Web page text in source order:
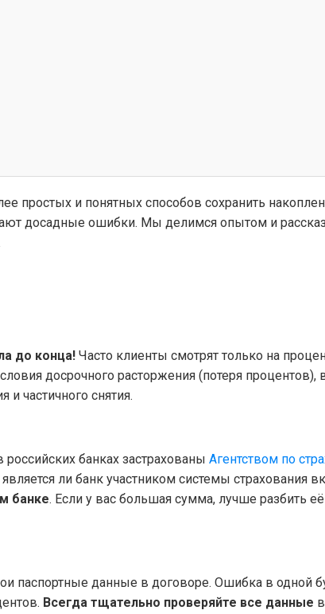
простых и понятных способов сохранить
досадные ошибки. Мы делимся опытом и
до конца! Часто клиенты смотрят только на
досрочного расторжения (потеря процентов),
и частичного снятия.
банках застрахованы Агентством по
ли банк участником системы страхования
банке. Если у вас большая сумма, лучше разбить её
паспортные данные в договоре. Ошибка в одной
Всегда тщательно проверяйте все данные